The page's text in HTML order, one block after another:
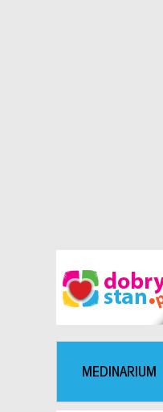
MEDINARIUM